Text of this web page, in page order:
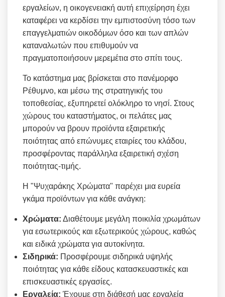
εργαλείων, η οικογενειακή αυτή επιχείρηση έχει
καταφέρει να κερδίσει την εμπιστοσύνη τόσο των
επαγγελματιών οικοδόμων όσο και των απλών
καταναλωτών που επιθυμούν να
πραγματοποιήσουν μερεμέτια στο σπίτι τους.
Το κατάστημα μας βρίσκεται στο πανέμορφο
Ρέθυμνο, και μέσω της στρατηγικής του
τοποθεσίας, εξυπηρετεί ολόκληρο το νησί. Στους
χώρους του καταστήματος, οι πελάτες μας
μπορούν να βρουν προϊόντα εξαιρετικής
ποιότητας από επώνυμες εταιρίες του κλάδου,
προσφέροντας παράλληλα εξαιρετική σχέση
ποιότητας-τιμής.
Η "Ψυχαράκης Χρώματα" παρέχει μια ευρεία
γκάμα προϊόντων για κάθε ανάγκη:
Χρώματα: Διαθέτουμε μεγάλη ποικιλία χρωμάτων
για εσωτερικούς και εξωτερικούς χώρους, καθώς
και ειδικά χρώματα για αυτοκίνητα.
Σιδηρικά: Προσφέρουμε σιδηρικά υψηλής
ποιότητας για κάθε είδους κατασκευαστικές και
επισκευαστικές εργασίες.
Εργαλεία: Έχουμε στη διάθεσή μας εργαλεία